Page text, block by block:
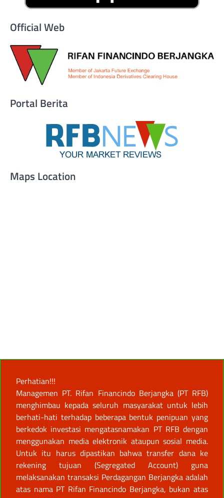
Official Web
Portal Berita
Maps Location
Perhatian!!!
Managemen PT. Rifan Financindo Berjangka (PT RFB)
menghimbau kepada seluruh masyarakat untuk lebih
berhati-hati terhadap beberapa bentuk penipuan yang
berkedok investasi mengatasnamakan PT RFB dengan
menggunakan media elektronik ataupun sosial media.
Untuk itu harus dipastikan bahwa transfer dana ke
rekening tujuan (Segregated Account) guna
melaksanakan transaksi Perdagangan Berjangka adalah
atas nama PT Rifan Financindo Berjangka, bukan atas